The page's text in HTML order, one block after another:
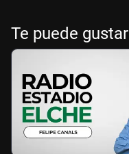
Te puede gustar